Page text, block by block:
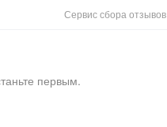
Сервис сбора отзывов
первым.